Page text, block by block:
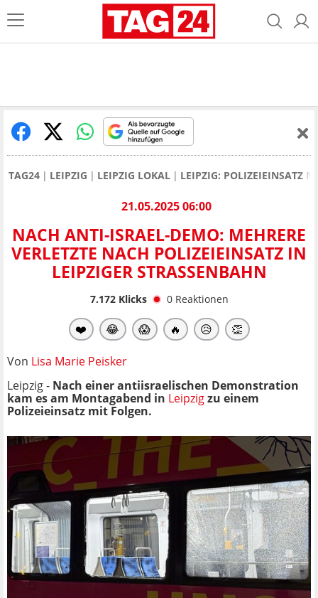
TAG24 LEIPZIG LEIPZIG LOKAL LEIPZIG: POLIZEIEINSATZ
21.05.2025 06:00
NACH ANTI-ISRAEL-DEMO: MEHRERE
VERLETZTE NACH POLIZEIEINSATZ IN
LEIPZIGER STRASSENBAHN
7.172Klicks 0 Reaktionen
❤️ 😂 😱 🔥 😥 👏
Von Lisa Marie Peisker
Leipzig - Nach einer antiisraelischen Demonstration
kam es am Montagabend in Leipzigzu einem
Polizeieinsatz mit Folgen.